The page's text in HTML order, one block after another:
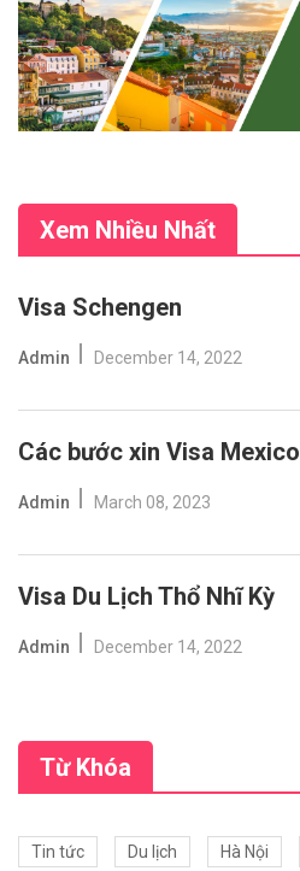
Xem Nhiều Nhất
Visa Schengen
Admin December 14, 2022
Các bước xin Visa Mexico
Admin March 08, 2023
Visa Du Lịch Thổ Nhĩ Kỳ
Admin December 14, 2022
Từ Khóa
Tin tức Du lịch Hà Nội